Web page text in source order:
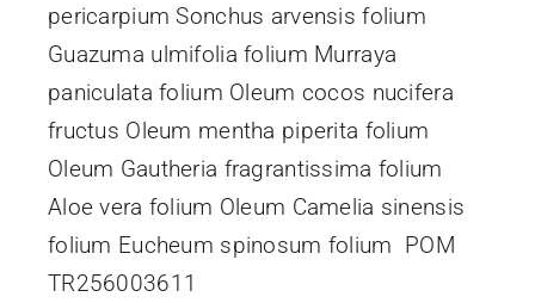
pericarpium Sonchus arvensis folium
Guazuma ulmifolia folium Murraya
paniculata folium Oleum cocos nucifera
fructus Oleum mentha piperita folium
Oleum Gautheria fragrantissima folium
Aloe vera folium Oleum Camelia sinensis
folium Eucheum spinosum folium POM
TR256003611